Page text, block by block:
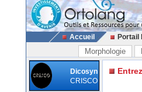
Accueil Portail
Morphologie
Dicosyn
CRISCO